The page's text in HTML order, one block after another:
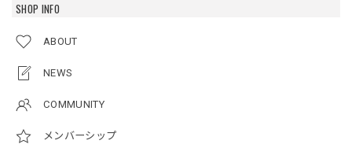
SHOP INFO
ABOUT
NEWS
COMMUNITY
メンバーシップ